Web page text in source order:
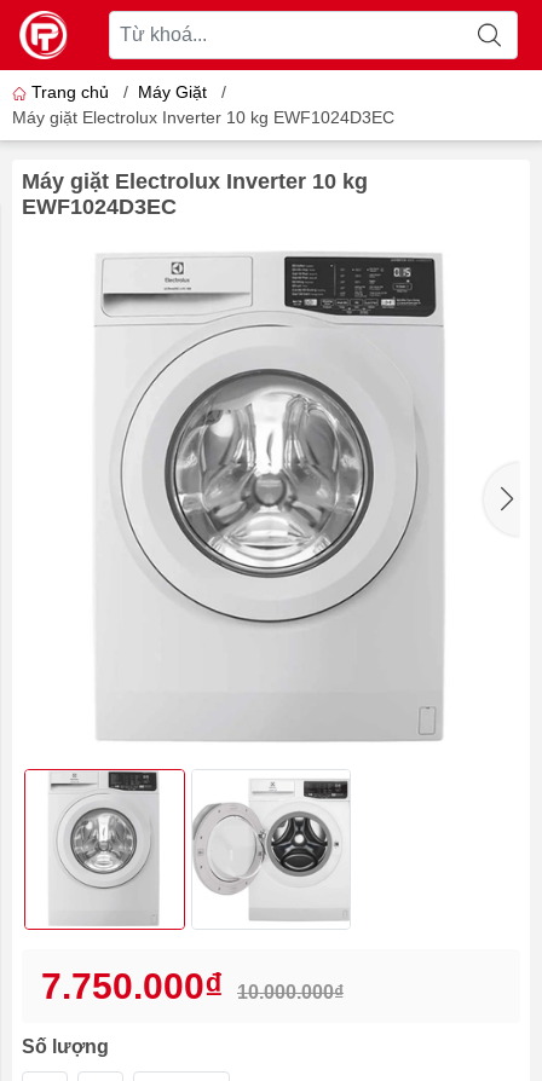
Trang chủ / Máy Giặt
/
Máy giặt Electrolux Inverter 10 kg EWF1024D3EC
Máy giặt Electrolux Inverter 10 kg
EWF1024D3EC
7.750.000₫ 10.000.000₫
Số lượng